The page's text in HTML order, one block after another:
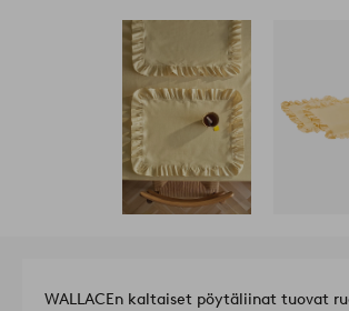
WALLACEn kaltaiset pöytäliinat tuovat